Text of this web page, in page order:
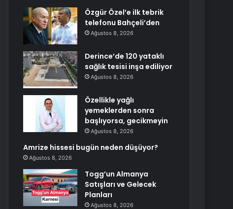
Özgür Özel’e ilk tebrik
telefonu Bahçeli’den
Ağustos 8, 2026
Derince’de 120 yataklı
sağlık tesisi inşa ediliyor
Ağustos 8, 2026
Özellikle yağlı
yemeklerden sonra
başlıyorsa, gecikmeyin
Ağustos 8, 2026
Amrize hissesi bugün neden düşüyor?
Ağustos 8, 2026
Togg’un Almanya
Satışları ve Gelecek
Planları
Ağustos 8, 2026